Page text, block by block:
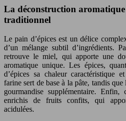
La déconstruction aromatique
traditionnel
Le pain d’épices est un délice
d’un mélange subtil d’ingrédients.
retrouve le miel, qui apporte une
aromatique unique. Les épices,
d’épices sa chaleur caractéristique
farine sert de base à la pâte, tandis
gourmandise supplémentaire. Enfin,
enrichis de fruits confits, qui
acidulées.